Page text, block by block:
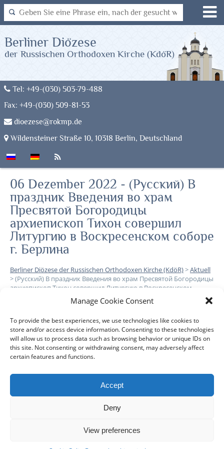
Manage Cookie Consent
To provide the best experiences, we use technologies like cookies to
store and/or access device information. Consenting to these technologies
will allow us to process data such as browsing behavior or unique IDs on
this site. Not consenting or withdrawing consent, may adversely affect
certain features and functions.
Accept
Deny
View preferences
Tel: +49-(030) 503-79-488
Fax: +49-(030) 509-81-53
dioezese@rokmp.de
Wildensteiner Straße 10, 10318 Berlin, Deutschland
Berliner Diözese
der Russischen Orthodoxen Kirche (KdöR)
06 Dezember 2022 - (Русский) В
праздник Введения во храм
Пресвятой Богородицы
архиепископ Тихон совершил
Литургию в Воскресенском соборе
г. Берлина
Berliner Diözese der Russischen Orthodoxen Kirche (KdöR)>Aktuell
>(Русский) В праздник Введения во храм Пресвятой Богородицы
архиепископ Тихон совершил Литургию в Воскресенском
Leider ist der Eintrag nur aufРусскийverfügbar.
DIÖZESE IMPRESSUM